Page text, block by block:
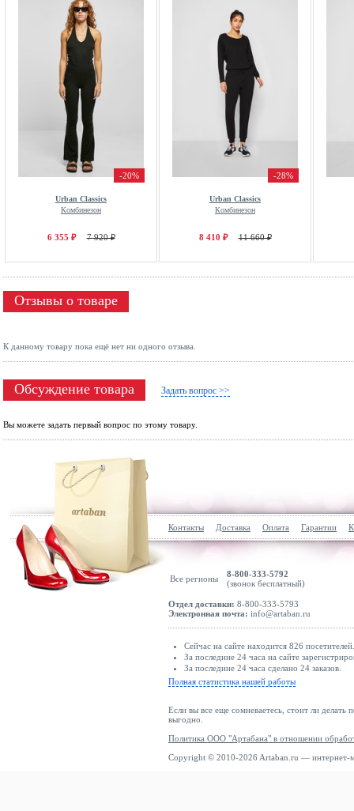
-20%
Urban Classics
Комбинезон
6 355 ₽ 7 920 ₽
-28%
Urban Classics
Комбинезон
8 410 ₽ 11 660 ₽
Отзывы о товаре
К данному товару пока ещё нет ни одного отзыва.
Обсуждение товара Задать вопрос >>
Вы можете задать первый вопрос по этому товару.
Контакты Доставка Оплата Гарантии
Все регионы
8-800-333-5792
(звонок бесплатный)
Отдел доставки: 8-800-333-5793
Электронная почта: info@artaban.ru
Сейчас на сайте находится 826 посетителей.
За последние 24 часа на сайте
За последние 24 часа сделано 24 заказов.
Полная статистика нашей работы
Если вы все еще сомневаетесь, стоит ли делать
выгодно.
Политика ООО "Артабана" в отношении
Copyright © 2010-2026 Artaban.ru — интернет-